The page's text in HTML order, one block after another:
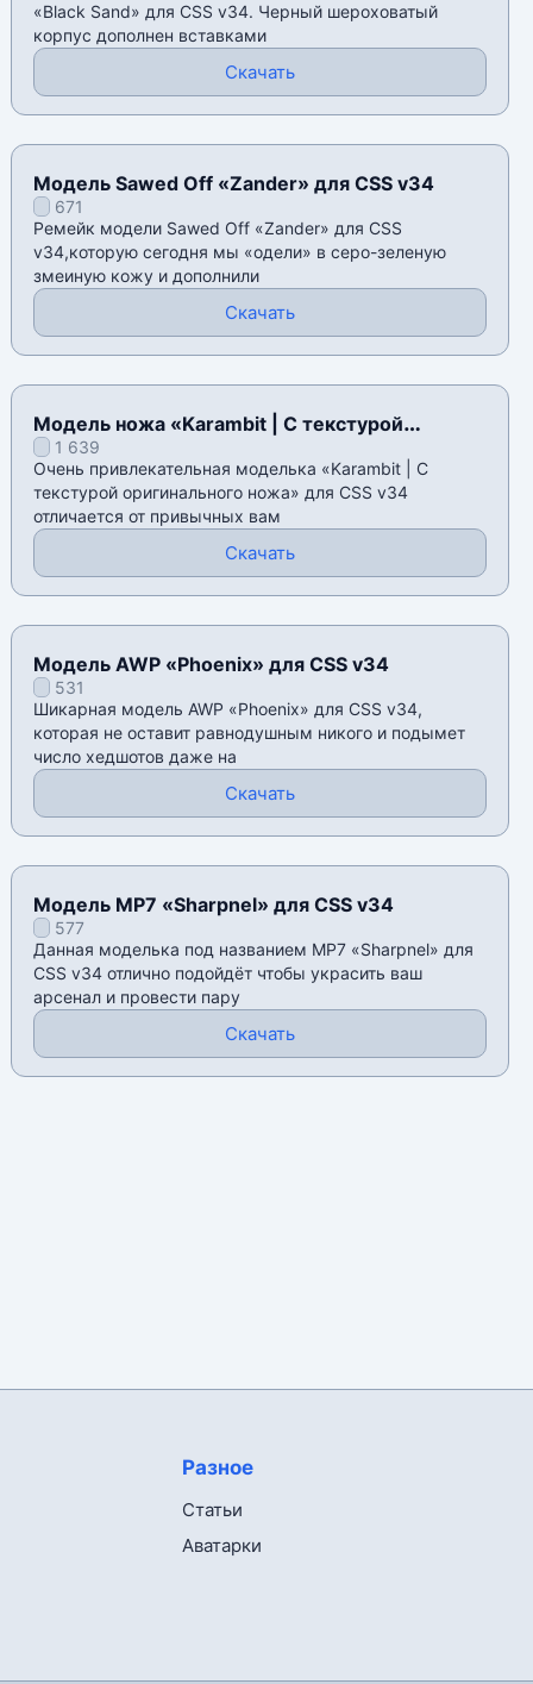
«Black Sand» для CSS v34. Черный шероховатый
корпус дополнен вставками
Скачать
Модель Sawed Off «Zander» для CSS v34
671
Ремейк модели Sawed Off «Zander» для CSS
v34,которую сегодня мы «одели» в серо-зеленую
змеиную кожу и дополнили
Скачать
Модель ножа «Karambit | С текстурой
оригинального ножа» для CSS v34
1 639
Очень привлекательная моделька «Karambit | С
текстурой оригинального ножа» для CSS v34
отличается от привычных вам
Скачать
Модель AWP «Phoenix» для CSS v34
531
Шикарная модель AWP «Phoenix» для CSS v34,
которая не оставит равнодушным никого и подымет
число хедшотов даже на
Скачать
Модель MP7 «Sharpnel» для CSS v34
577
Данная моделька под названием MP7 «Sharpnel» для
CSS v34 отлично подойдёт чтобы украсить ваш
арсенал и провести пару
Скачать
Разное
Статьи
Аватарки